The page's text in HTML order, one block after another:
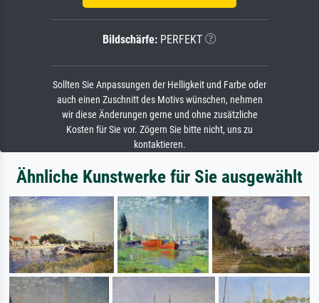
Bildschärfe: PERFEKT
Sollten Sie Anpassungen der Helligkeit und Farbe oder
auch einen Zuschnitt des Motivs wünschen, nehmen
wir diese Änderungen gerne und ohne zusätzliche
Kosten für Sie vor. Zögern Sie bitte nicht, uns zu
kontaktieren.
Ähnliche Kunstwerke für Sie ausgewählt